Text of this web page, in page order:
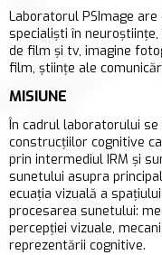
Laboratorul PSImage
specialiști în
de film și tv, imagine
film, științe ale
MISIUNE
În cadrul laboratorului
construcțiilor cognitive
prin intermediul IRM și
sunetului asupra
ecuația vizuală a
procesarea sunetului:
percepției vizuale,
reprezentării cognitive.